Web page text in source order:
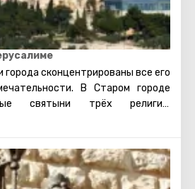
сконцентрированы все его
В Старом городе
святыни трёх религий:
и христианской. Также есть
Несмотря на то, что армяне
для них проводятся
и живут они обособленно.